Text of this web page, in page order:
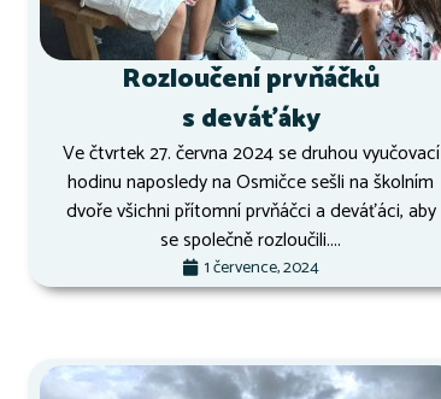
Rozloučení prvňáčků
s deváťáky
Ve čtvrtek 27. června 2024 se druhou vyučovací
hodinu naposledy na Osmičce sešli na školním
dvoře všichni přítomní prvňáčci a deváťáci, aby
se společně rozloučili....
1 července, 2024